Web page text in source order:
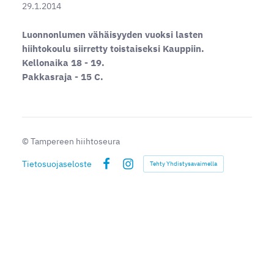
29.1.2014
Luonnonlumen vähäisyyden vuoksi lasten
hiihtokoulu siirretty toistaiseksi Kauppiin.
Kellonaika 18 - 19.
Pakkasraja - 15 C.
© Tampereen hiihtoseura
Tietosuojaseloste
Instagram
Tehty Yhdistysavaimella